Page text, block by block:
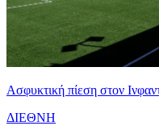
Ασφυκτική πίεση στον
ΔΙΕΘΝΗ